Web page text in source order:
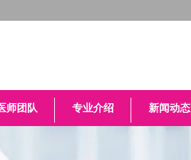
师团队 专业介绍 新闻动态